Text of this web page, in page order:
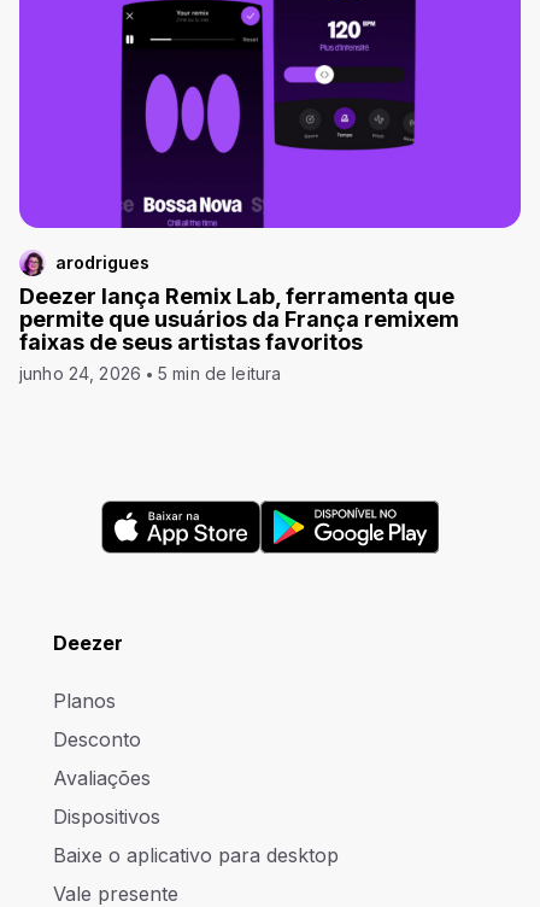
arodrigues
Deezer lança Remix Lab, ferramenta que
permite que usuários da França remixem
faixas de seus artistas favoritos
junho 24, 2026 5 min de leitura
Deezer
Planos
Desconto
Avaliações
Dispositivos
Baixe o aplicativo para desktop
Vale presente